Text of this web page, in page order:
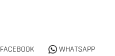
FACEBOOK WHATSAPP